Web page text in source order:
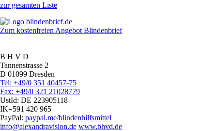
zur gesamten Liste
Zum kostenfreien Angebot Blindenbrief
B H V D
Tannenstrasse 2
D 01099 Dresden
Tel: +49/0 351 40457-75
Fax: +49/0 321 21028779
UstId: DE 223905118
IK=591 420 965
PayPal: paypal.me/blindenhilfsmittel
info@alexandravision.de www.bhvd.de